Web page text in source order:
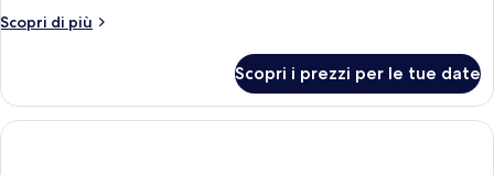
vista
Scopri di più
Altri
monolocale
Premier,
vista
Scopri i prezzi per le tue date